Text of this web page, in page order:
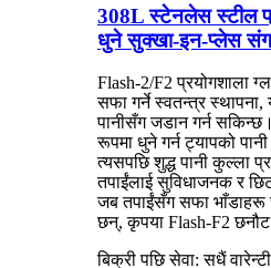
308L स्टेनलेस स्टील
धुने सुक्खा-इन-प्लेस संग
Flash-2/F2 प्रयोगशाला
सफा गर्ने स्वतन्त्र स्थापना,
पानीसँग जडान गर्न
रूपमा धुने गर्न ट्यापको पानी
त्यसपछि शुद्ध पानी कुल्ला
तपाईंलाई सुविधाजनक र
जब तपाईंसँग सफा
छन्, कृपया Flash-F2 छनौट
बिक्री पछि सेवा: सधैं